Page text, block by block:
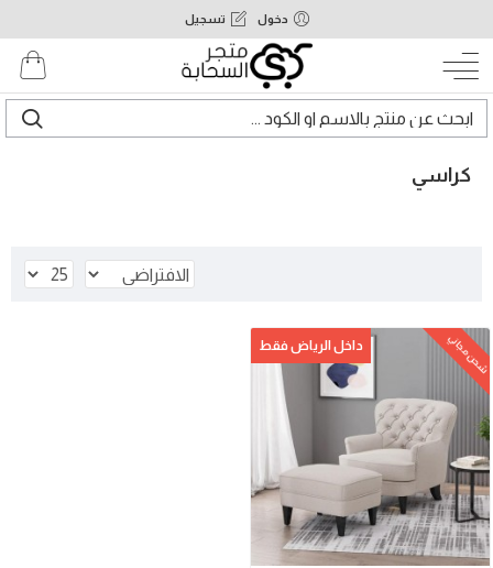
دخول تسجيل
كراسي
شحن مجاني داخل الرياض فقط